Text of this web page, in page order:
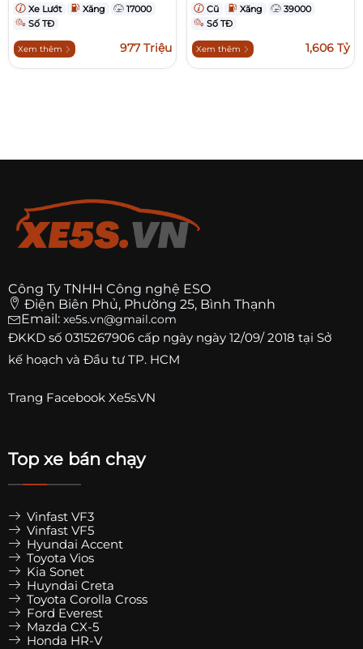
Xe Lướt Xăng
17000
Số TĐ
Xem thêm 977 Triệu
Cũ Xăng
39000
Số TĐ
Xem thêm 1,606 Tỷ
Công Ty TNHH Công nghệ ESO
Điện Biên Phủ, Phường 25, Bình Thạnh
Email: xe5s.vn@gmail.com
ĐKKD số 0315267906 cấp ngày ngày 12/09/ 2018 tại Sở
kế hoạch và Đầu tư TP. HCM
Trang Facebook Xe5s.VN
Top xe bán chạy
Vinfast VF3
Vinfast VF5
Hyundai Accent
Toyota Vios
Kia Sonet
Huyndai Creta
Toyota Corolla Cross
Ford Everest
Mazda CX-5
Honda HR-V